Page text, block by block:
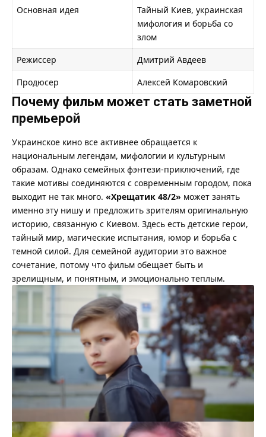
Основная идея
Тайный Киев, украинская
мифология и борьба со
злом
Режиссер
Дмитрий Авдеев
Продюсер
Алексей Комаровский
Почему фильм может стать заметной
премьерой
Украинское кино все активнее обращается к
национальным легендам, мифологии и культурным
образам. Однако семейных фэнтези-приключений, где
такие мотивы соединяются с современным городом, пока
выходит не так много. «Хрещатик 48/2» может занять
именно эту нишу и предложить зрителям оригинальную
историю, связанную с Киевом. Здесь есть детские герои,
тайный мир, магические испытания, юмор и борьба с
темной силой. Для семейной аудитории это важное
сочетание, потому что фильм обещает быть и
зрелищным, и понятным, и эмоционально теплым.